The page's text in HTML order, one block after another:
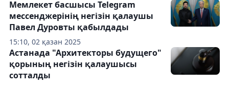
15:10, 02 қазан 2025
Мемлекет басшысы Telegram
мессенджерінің негізін қалаушы
Павел Дуровты қабылдады
Астанада "Архитекторы будущего"
қорының негізін қалаушысы
сотталды